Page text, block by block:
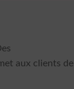
aux clients de